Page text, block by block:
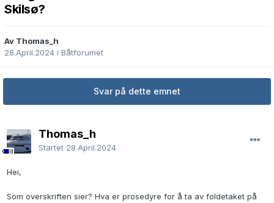
Skilsø?
Av Thomas_h
28.April.2024 i Båtforumet
Svar på dette emnet
Thomas_h
Startet 28.April.2024
Hei,
Som overskriften sier? Hva er prosedyre for å ta av foldetaket på